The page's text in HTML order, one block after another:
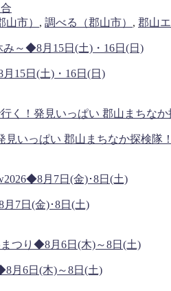
山市） , 調べる（郡山市） , 郡山
15日(土)・16日(日)
見いっぱい 郡山まちなか探検隊
7日(金)･8日(土)
月6日(木)～8日(土)